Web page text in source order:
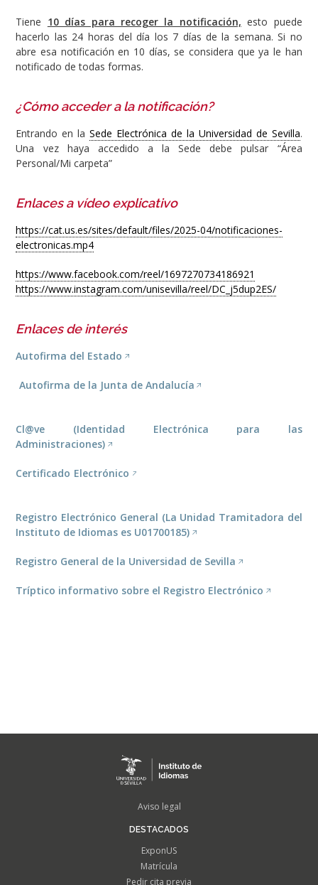
Tiene 10 días para recoger la notificación, esto puede
hacerlo las 24 horas del día los 7 días de la semana. Si no
abre esa notificación en 10 días, se considera que ya le han
notificado de todas formas.
¿Cómo acceder a la notificación?
Entrando en laSede Electrónica de la Universidad de Sevilla.
Una vez haya accedido a la Sede debe pulsar “Área
Personal/Mi carpeta”
Enlaces a vídeo explicativo
https://cat.us.es/sites/default/files/2025-04/notificaciones-
electronicas.mp4
https://www.facebook.com/reel/1697270734186921
https://www.instagram.com/unisevilla/reel/DC_j5dup2ES/
Enlaces de interés
Autofirma del Estado
Autofirma de la Junta de Andalucía
Cl@ve (Identidad Electrónica para las
Administraciones)
Certificado Electrónico
Registro Electrónico General (La Unidad Tramitadora del
Instituto de Idiomas es U01700185)
Registro General de la Universidad de Sevilla
Tríptico informativo sobre el Registro Electrónico
Aviso legal
DESTACADOS
ExponUS
Matrícula
Pedir cita previa